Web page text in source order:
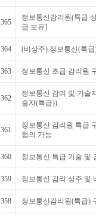
365
정보통신감리원(특급
급 보유]
364 (비상주) 정보통신(특
363 정보통신 초급 감리원
362
정보통신 감리 및 기술
술자(특급))
361
정보통신 감리원 특급
협의 가능
360 정보통신 특급 기술 및
359 정보통신 감리 상주 및
358 정보통신감리원(특급)